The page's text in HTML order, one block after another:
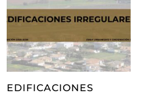
EDIFICACIONES